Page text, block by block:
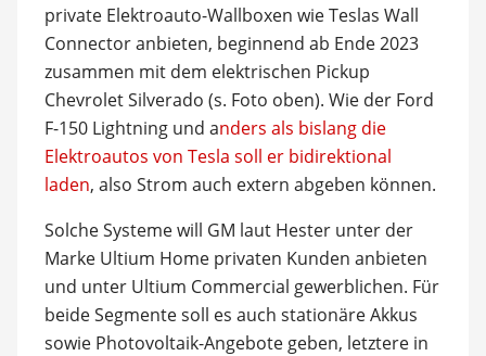
private Elektroauto-Wallboxen wie Teslas Wall
Connector anbieten, beginnend ab Ende 2023
zusammen mit dem elektrischen Pickup
Chevrolet Silverado (s. Foto oben). Wie der Ford
F-150 Lightning und anders als bislang die
Elektroautos von Tesla soll er bidirektional
laden, also Strom auch extern abgeben können.
Solche Systeme will GM laut Hester unter der
Marke Ultium Home privaten Kunden anbieten
und unter Ultium Commercial gewerblichen. Für
beide Segmente soll es auch stationäre Akkus
sowie Photovoltaik-Angebote geben, letztere in